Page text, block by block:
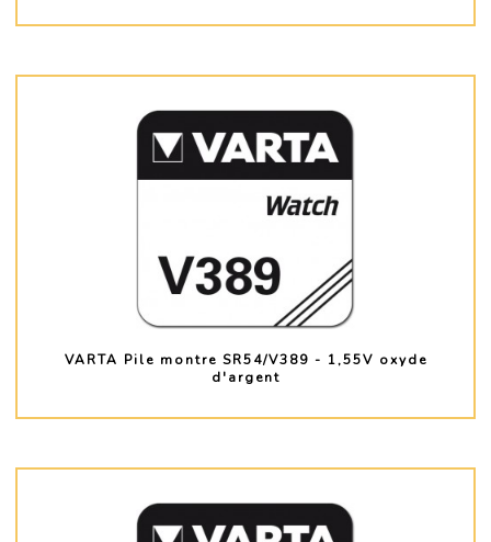
VARTA Pile montre SR54/V389 - 1,55V oxyde
d'argent